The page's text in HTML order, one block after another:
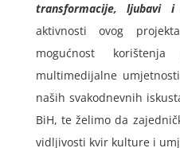
transformacije, ljubavi i
aktivnosti ovog
mogućnost
multimedijalne
naših svakodnevnih
BiH, te želimo da
vidljivosti kvir kulture i